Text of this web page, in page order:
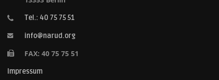
Tel.: 40 75 75 51
info@narud.org
FAX: 40 75 75 51
Impressum